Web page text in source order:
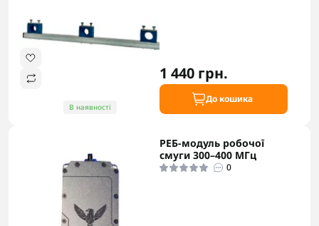
В наявності
1 440 грн.
До кошика
РЕБ-модуль робочої
смуги 300–400 МГц
0